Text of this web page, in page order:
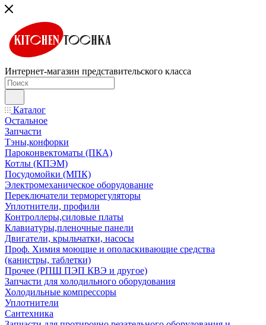
Интернет-магазин представительского класса
Каталог
Остальное
Запчасти
Тэны,конфорки
Пароконвектоматы (ПКА)
Котлы (КПЭМ)
Посудомойки (МПК)
Электромеханическое оборудование
Переключатели терморегуляторы
Уплотнители, профили
Контроллеры,силовые платы
Клавиатуры,пленочные панели
Двигатели, крыльчатки, насосы
Проф. Химия моющие и ополаскивающие средства
(канистры, таблетки)
Прочее (РПШ ПЭП КВЭ и другое)
Запчасти для холодильного оборудования
Холодильные компрессоры
Уплотнители
Сантехника